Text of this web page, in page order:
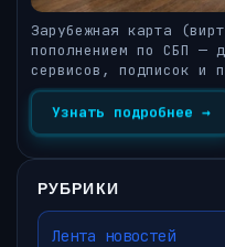
Зарубежная карта
пополнением по СБП —
сервисов, подписок и
Узнать подробнее →
РУБРИКИ
Лента новостей